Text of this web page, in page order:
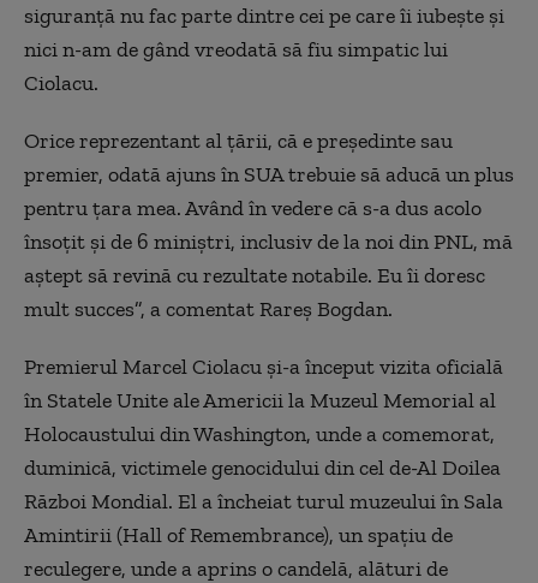
siguranță nu fac parte dintre cei pe care îi iubește și
nici n-am de gând vreodată să fiu simpatic lui
Ciolacu.
Orice reprezentant al țării, că e președinte sau
premier, odată ajuns în SUA trebuie să aducă un plus
pentru țara mea. Având în vedere că s-a dus acolo
însoțit și de 6 miniștri, inclusiv de la noi din PNL, mă
aștept să revină cu rezultate notabile. Eu îi doresc
mult succes”, a comentat Rareș Bogdan.
Premierul Marcel Ciolacu şi-a început vizita oficială
în Statele Unite ale Americii la Muzeul Memorial al
Holocaustului din Washington, unde a comemorat,
duminică, victimele genocidului din cel de-Al Doilea
Război Mondial. El a încheiat turul muzeului în Sala
Amintirii (Hall of Remembrance), un spaţiu de
reculegere, unde a aprins o candelă, alături de